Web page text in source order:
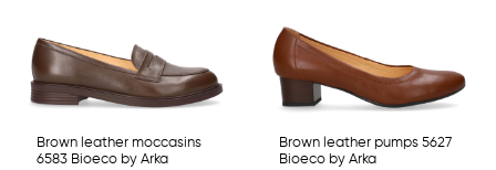
Brown leather moccasins
6583 Bioeco by Arka
Brown leather pumps 5627
Bioeco by Arka